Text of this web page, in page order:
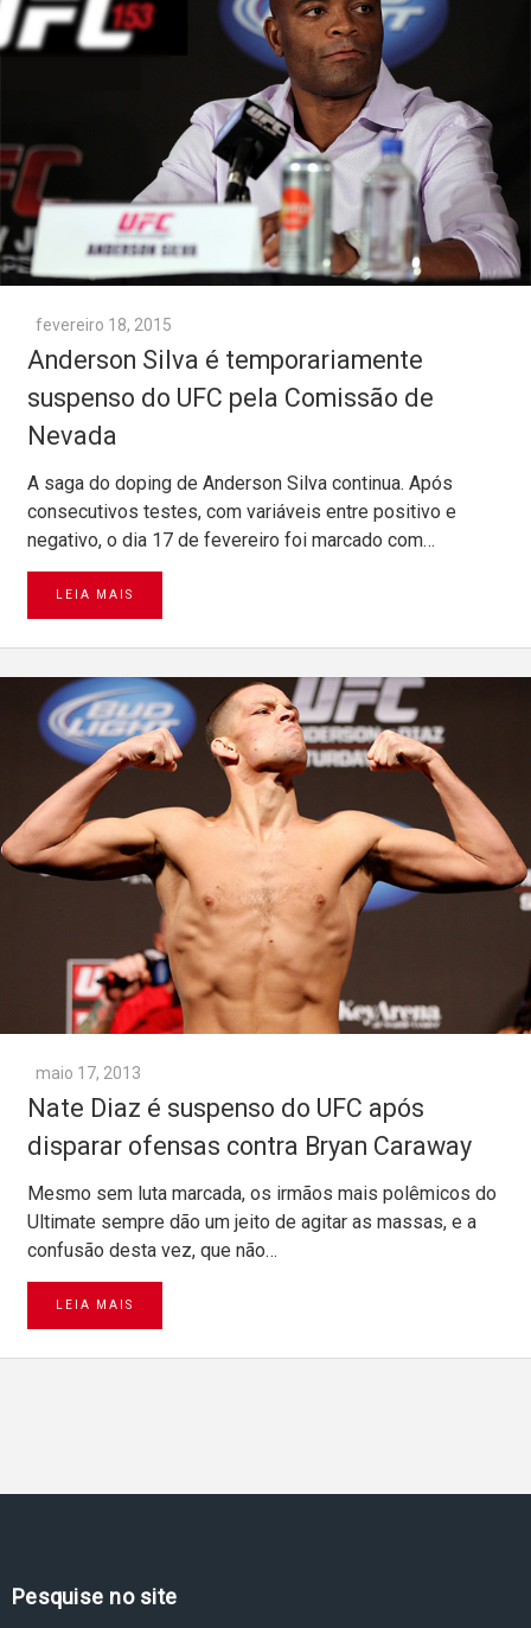
fevereiro 18, 2015
Anderson Silva é temporariamente
suspenso do UFC pela Comissão de
Nevada
A saga do doping de Anderson Silva continua. Após
consecutivos testes, com variáveis entre positivo e
negativo, o dia 17 de fevereiro foi marcado com…
LEIA MAIS
maio 17, 2013
Nate Diaz é suspenso do UFC após
disparar ofensas contra Bryan Caraway
Mesmo sem luta marcada, os irmãos mais polêmicos do
Ultimate sempre dão um jeito de agitar as massas, e a
confusão desta vez, que não…
LEIA MAIS
Pesquise no site